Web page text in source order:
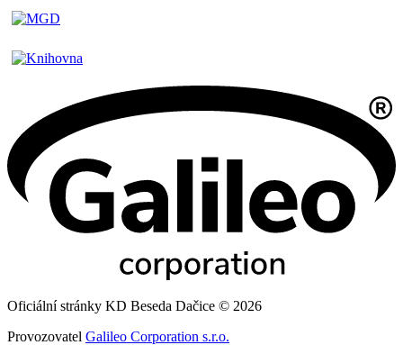
Oficiální stránky KD Beseda Dačice © 2026
Provozovatel Galileo Corporation s.r.o.